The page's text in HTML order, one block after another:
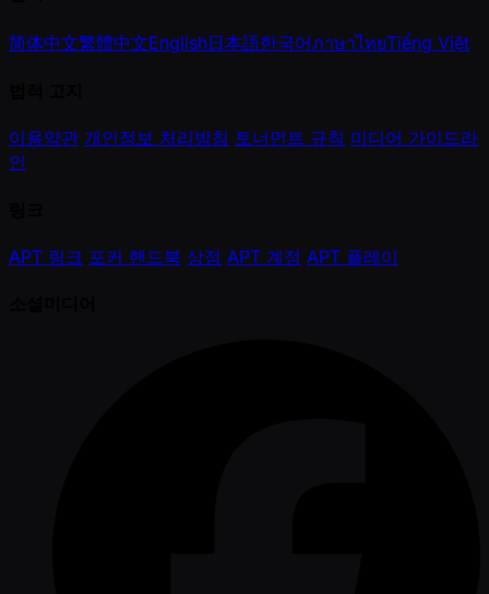
简体中文繁體中文English日本語한국어ภาษาไทยTiếng Việt
이용약관 개인정보 처리방침 토너먼트 규칙 미디어 가이드라
인
APT 링크 포커 핸드북 상점 APT 계정 APT 플레이